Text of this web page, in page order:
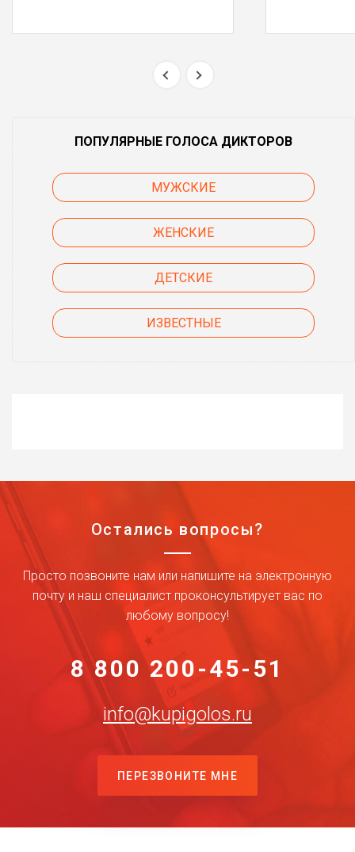
ПОПУЛЯРНЫЕ ГОЛОСА ДИКТОРОВ
МУЖСКИЕ
ЖЕНСКИЕ
ДЕТСКИЕ
ИЗВЕСТНЫЕ
Остались вопросы?
Просто позвоните нам или напишите на электронную
почту и наш специалист проконсультирует вас по
любому вопросу!
8 800 200-45-51
info@kupigolos.ru
ПЕРЕЗВОНИТЕ МНЕ